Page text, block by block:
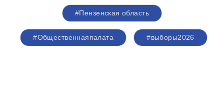
#Пензенская область
#Общественнаяпалата #выборы2026